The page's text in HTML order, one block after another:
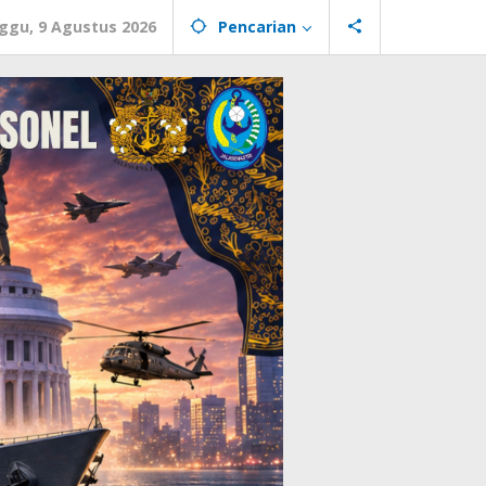
9 Agustus 2026 Pencarian